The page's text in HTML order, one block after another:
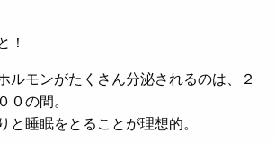
！
ルモンがたくさん分泌されるのは、２
０の間。
と睡眠をとることが理想的。